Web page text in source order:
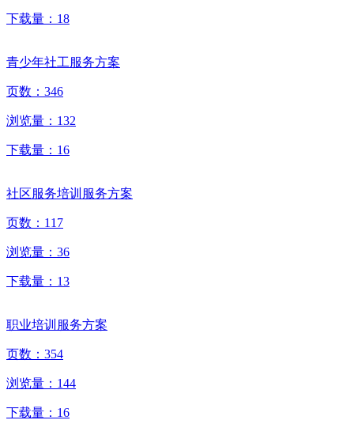
下载量： 18
青少年社工服务方案
页数： 346
浏览量： 132
下载量： 16
社区服务培训服务方案
页数： 117
浏览量： 36
下载量： 13
职业培训服务方案
页数： 354
浏览量： 144
下载量： 16